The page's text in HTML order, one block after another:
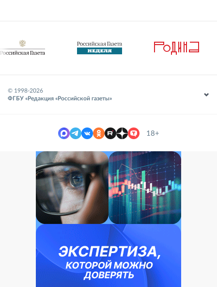
© 1998-2026
ФГБУ «Редакция «Российской газеты»
18+